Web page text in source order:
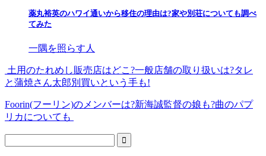
薬丸裕英のハワイ通いから移住の理由は?家や別荘についても調べ
てみた
一隅を照らす人
土用のたれめし販売店はどこ?一般店舗の取り扱いは?タレ
と蒲焼さん太郎別買いという手も!
Foorin(フーリン)のメンバーは?新海誠監督の娘も?曲のパプ
リカについても